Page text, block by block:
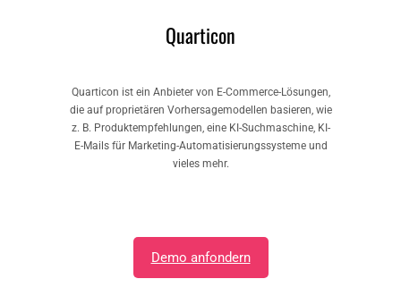
Quarticon
Quarticon ist ein Anbieter von E-Commerce-Lösungen,
die auf proprietären Vorhersagemodellen basieren, wie
z. B. Produktempfehlungen, eine KI-Suchmaschine, KI-
E-Mails für Marketing-Automatisierungssysteme und
vieles mehr.
Demo anfondern